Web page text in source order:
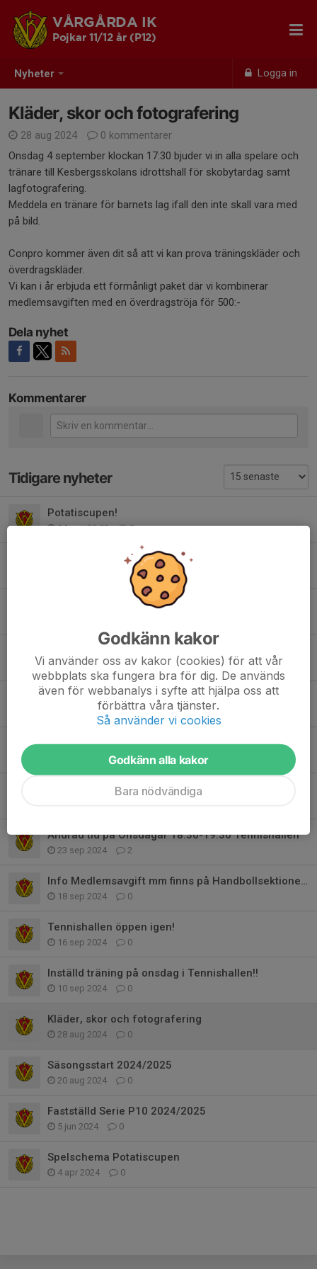
Nyheter Logga in
VÅRGÅRDA IK
Pojkar 11/12 år (P12)
Kläder, skor och fotografering
28 aug 2024
0 kommentarer
Onsdag 4 september klockan 17:30 bjuder vi in alla spelare och
tränare till Kesbergsskolans idrottshall för skobytardag samt
lagfotografering.
Meddela en tränare för barnets lag ifall den inte skall vara med
på bild.
Conpro kommer även dit så att vi kan prova träningskläder och
överdragskläder.
Vi kan i år erbjuda ett förmånligt paket där vi kombinerar
medlemsavgiften med en överdragströja för 500:-
Dela nyhet
Kommentarer
Tidigare nyheter
Potatiscupen!
14 apr, 21:02 0
Potatiscupen April 2025
10 dec 2024 0
Kiosken/Tidtagning Söndag vid match
22 nov 2024 0
Seniormatch efter fredagsträningen
0
Sporthallen 10:e Nov Café + tidtagning
Ändrad tid på Onsdagar 18.30-19.30 Tennishallen
23 sep 2024 2
Info Medlemsavgift mm finns på Handbollsektionens sida.
18 sep 2024 0
Tennishallen öppen igen!
16 sep 2024 0
Inställd träning på onsdag i Tennishallen!!
10 sep 2024 0
Kläder, skor och fotografering
28 aug 2024 0
Säsongsstart 2024/2025
20 aug 2024 0
Fastställd Serie P10 2024/2025
5 jun 2024 0
Spelschema Potatiscupen
4 apr 2024 0
Godkänn kakor
Vi använder oss av kakor (cookies) för att vår
webbplats ska fungera bra för dig. De används
även för webbanalys i syfte att hjälpa oss att
förbättra våra tjänster.
Så använder vi cookies
Godkänn alla kakor
Bara nödvändiga